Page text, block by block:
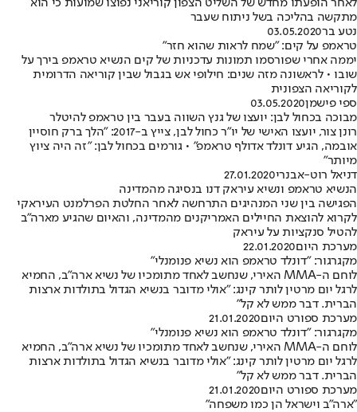
לאחר הופעתו מחדש של השליט הצפון קוריאני נפוצו שמועות כי הוא
מתקשה בהליכה בשל ניתוח שעבר
נטע בר03.05.2020
טראמפ על קים: "שמח לראות שהוא חזר"
יממה אחרי שפורסמו תמונות עדכניות של קים הנשיא טראמפ בירך על
שובו • לראשונה מזה שנים: חילופי אש בגבול שבין קוריאה הדרומית
לקוריאה הצפונית
ספי פישמן03.05.2020
מבוכה בכחול לבן: יועצו של גנץ השווה בעבר בין טראמפ להיטלר
רונן צור, יועצו האישי של יו"ר כחול לבן, צייץ ב-2017: "הלך ברק חוסיין
אובמה, הגיע דונלד אדולף טראמפ" • גורמים בכחול לבן: "זה היה ציוץ
מיותר"
דניאל רוט-אבנרי27.01.2020
הנשיא טראמפ ונשיא עיראק דנו בנסיגה מהמדינה
הפגישה בין שני המנהיגים התרחשה לאחר החלטת הפרלמנט העיראקי
לקרוא להוצאת החיילים האמריקנים מהמדינה, והאיום שהגיע מארה"ב
להטיל סנקציות על עיראק
מערכת היום22.01.2020
מקגרגור: "דונלד טראמפ הוא נשיא פנומנלי"
לוחם ה-MMA האירי, שנחשב לאחד מתומכיו של נשיא ארה"ב, החמיא
לרגל יום מרטין לותר קינג: "אולי מדובר בנשיא הגדול בתולדות ארצות
הברית. דבר ממש לא קל"
מערכת ספורט היום21.01.2020
מקגרגור: "דונלד טראמפ הוא נשיא פנומנלי"
לוחם ה-MMA האירי, שנחשב לאחד מתומכיו של נשיא ארה"ב, החמיא
לרגל יום מרטין לותר קינג: "אולי מדובר בנשיא הגדול בתולדות ארצות
הברית. דבר ממש לא קל"
מערכת ספורט היום21.01.2020
"ארה"ב וישראל הן כמו משפחה"